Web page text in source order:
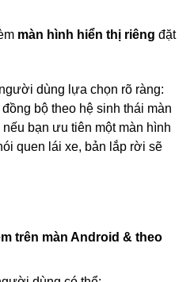
màn hình hiển thị riêng đặt
dùng lựa chọn rõ ràng:
bộ theo hệ sinh thái màn
bạn ưu tiên một màn hình
quen lái xe, bản lắp rời sẽ
trên màn Android & theo